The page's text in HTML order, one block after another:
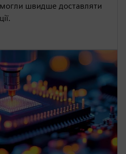
швидше доставляти